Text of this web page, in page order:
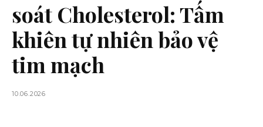
soát Cholesterol: Tấm
khiên tự nhiên bảo vệ
tim mạch
10.06.2026